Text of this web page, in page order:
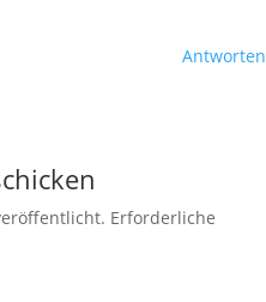
Antworten
Erforderliche